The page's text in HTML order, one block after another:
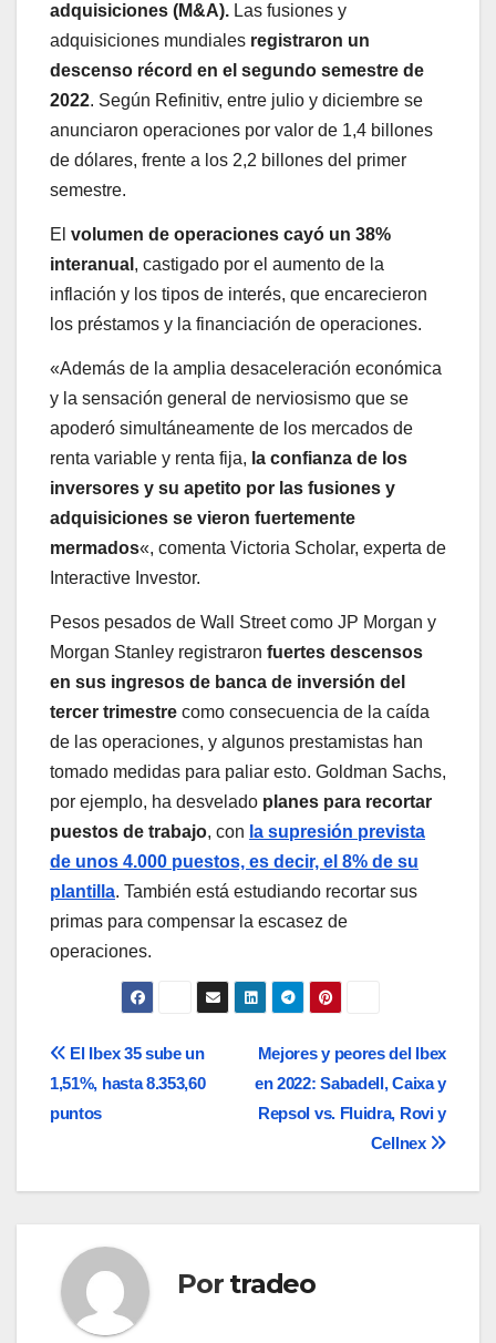
adquisiciones (M&A). Las fusiones y
adquisiciones mundiales registraron un
descenso récord en el segundo semestre de
2022. Según Refinitiv, entre julio y diciembre se
anunciaron operaciones por valor de 1,4 billones
de dólares, frente a los 2,2 billones del primer
semestre.
El volumen de operaciones cayó un 38%
interanual , castigado por el aumento de la
inflación y los tipos de interés, que encarecieron
los préstamos y la financiación de operaciones.
«Además de la amplia desaceleración económica
y la sensación general de nerviosismo que se
apoderó simultáneamente de los mercados de
renta variable y renta fija, la confianza de los
inversores y su apetito por las fusiones y
adquisiciones se vieron fuertemente
mermados«, comenta Victoria Scholar, experta de
Interactive Investor.
Pesos pesados de Wall Street como JP Morgan y
Morgan Stanley registraron fuertes descensos
en sus ingresos de banca de inversión del
tercer trimestre como consecuencia de la caída
de las operaciones, y algunos prestamistas han
tomado medidas para paliar esto. Goldman Sachs,
por ejemplo, ha desvelado planes para recortar
puestos de trabajo, con la supresión prevista
de unos 4.000 puestos, es decir, el 8% de su
plantilla. También está estudiando recortar sus
primas para compensar la escasez de
operaciones.
Navegación
de
Mejores y peores del Ibex
en 2022: Sabadell, Caixa y
Repsol vs. Fluidra, Rovi y
Cellnex
El Ibex 35 sube un
1,51%, hasta 8.353,60
puntos
Por tradeo